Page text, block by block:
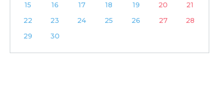
15
16 17 18 19 20
21
22
23 24 25 26 27
28
29
30